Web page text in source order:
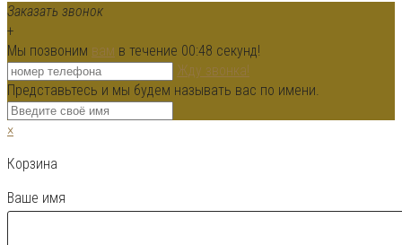
Заказать звонок
+
Мы позвоним вам в течение 00:48 секунд!
Жду звонка!
Представьтесь и мы будем называть вас по имени.
×
Корзина
Ваше имя